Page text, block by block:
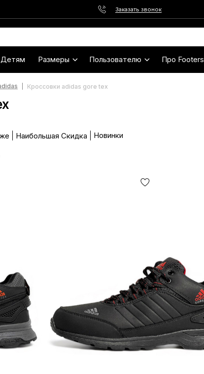
Заказать звонок
Детям Размеры Пользователю Про Footers
Кроссовки adidas gore tex
Наибольшая Скидка Новинки